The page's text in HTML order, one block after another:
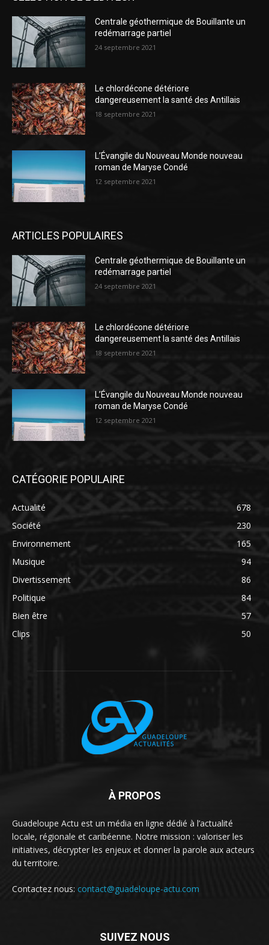
Centrale géothermique de Bouillante un
redémarrage partiel
24 septembre 2021
Le chlordécone détériore
dangereusement la santé des Antillais
18 septembre 2021
L’Évangile du Nouveau Monde nouveau
roman de Maryse Condé
12 septembre 2021
ARTICLES POPULAIRES
Centrale géothermique de Bouillante un
redémarrage partiel
24 septembre 2021
Le chlordécone détériore
dangereusement la santé des Antillais
18 septembre 2021
L’Évangile du Nouveau Monde nouveau
roman de Maryse Condé
12 septembre 2021
CATÉGORIE POPULAIRE
Actualité
678
Société
230
Environnement
165
Musique
94
Divertissement
86
Politique
84
Bien être
57
Clips
50
À PROPOS
Guadeloupe Actu est un média en ligne dédié à l’actualité
locale, régionale et caribéenne. Notre mission : valoriser les
initiatives, décrypter les enjeux et donner la parole aux acteurs
du territoire.
Contactez nous: contact@guadeloupe-actu.com
SUIVEZ NOUS